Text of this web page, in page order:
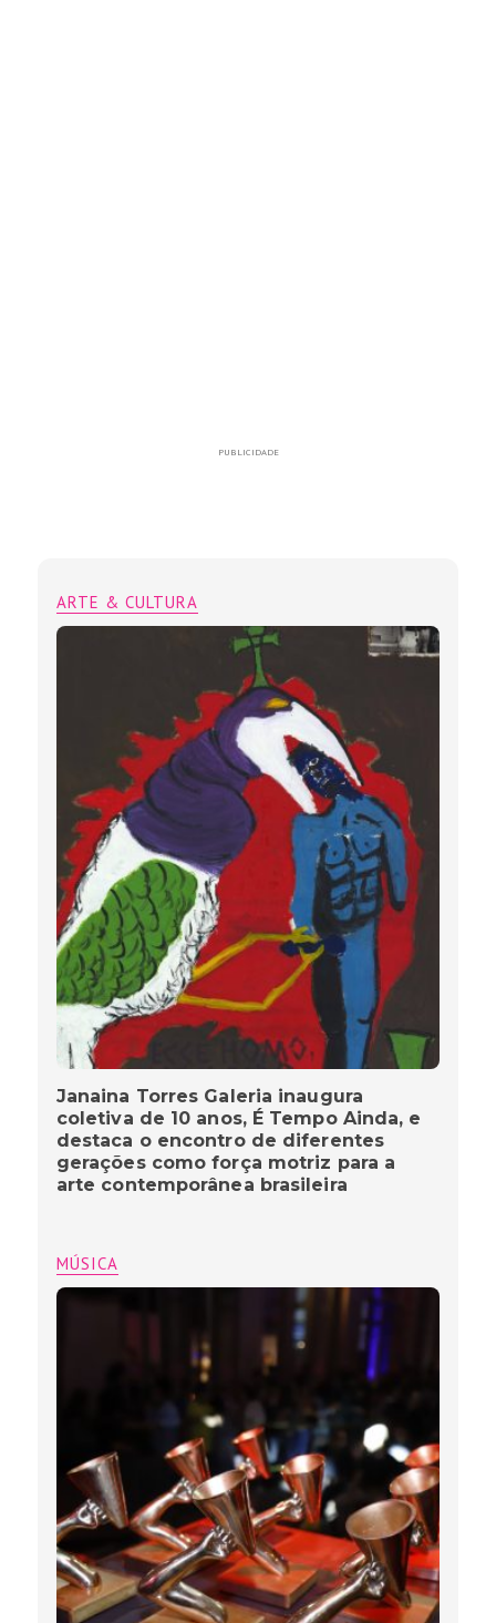
PUBLICIDADE
ARTE & CULTURA
Janaina Torres Galeria inaugura
coletiva de 10 anos, É Tempo Ainda, e
destaca o encontro de diferentes
gerações como força motriz para a
arte contemporânea brasileira
MÚSICA